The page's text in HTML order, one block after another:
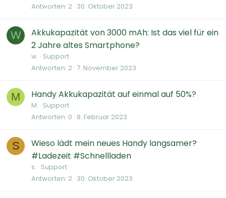
Antworten 2 30. Oktober 2023
W
Akkukapazität von 3000 mAh: Ist das viel für ein
2 Jahre altes Smartphone?
w. Support
Antworten 2 7. November 2023
M Handy Akkukapazität auf einmal auf 50%?
M. Support
Antworten 0 8. Februar 2023
S
Wieso lädt mein neues Handy langsamer?
#Ladezeit #Schnellladen
s. Support
Antworten 2 30. Oktober 2023